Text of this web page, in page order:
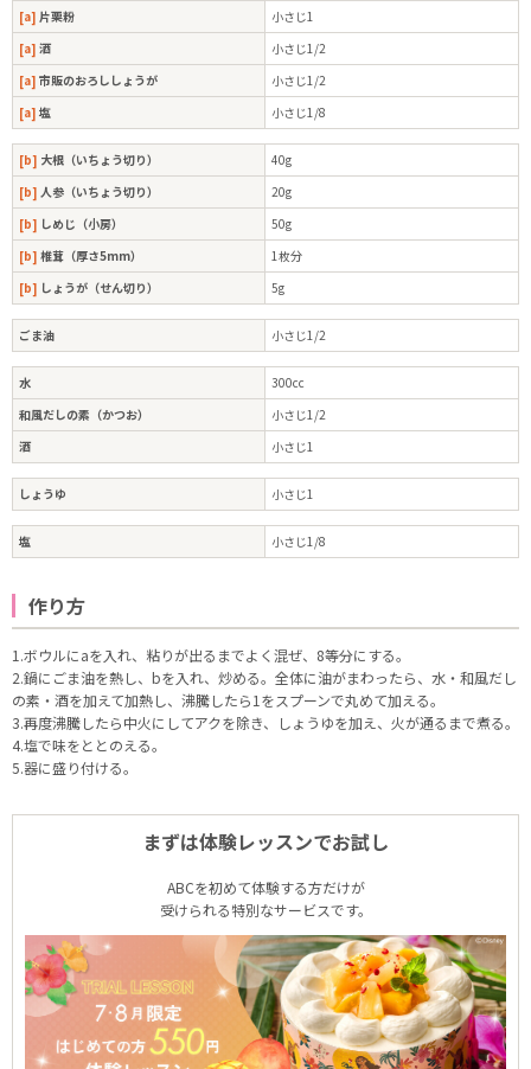
[a] 片栗粉
小さじ1
[a] 酒
小さじ1/2
[a] 市販のおろししょうが
小さじ1/2
[a] 塩 小さじ1/8
[b] 大根（いちょう切り）
40g
[b] 人参（いちょう切り）
20g
[b] しめじ（小房）
50g
[b] 椎茸（厚さ5mm）
1枚分
[b] しょうが（せん切り） 5g
ごま油 小さじ1/2
水
300cc
和風だしの素（かつお）
小さじ1/2
酒
小さじ1
しょうゆ 小さじ1
塩 小さじ1/8
作り方
1.ボウルにaを入れ、粘りが出るまでよく混ぜ、8等分にする。
2.鍋にごま油を熱し、bを入れ、炒める。全体に油がまわったら、水・和風だし
の素・酒を加えて加熱し、沸騰したら1をスプーンで丸めて加える。
3.再度沸騰したら中火にしてアクを除き、しょうゆを加え、火が通るまで煮る。
4.塩で味をととのえる。
5.器に盛り付ける。
まずは体験レッスンでお試し
ABCを初めて体験する方だけが
受けられる特別なサービスです。